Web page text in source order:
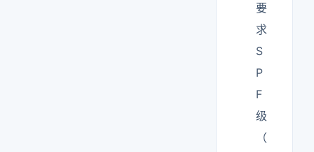
要
求
S
P
F
级
（